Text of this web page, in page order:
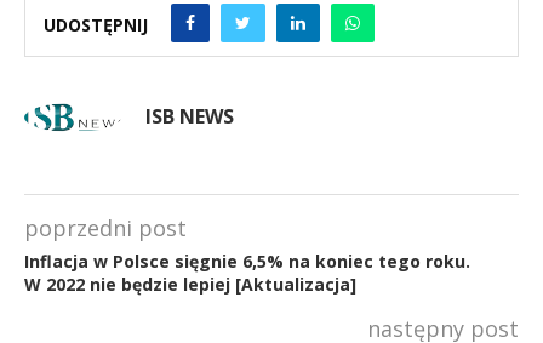
UDOSTĘPNIJ
ISB NEWS
poprzedni post
Inflacja w Polsce sięgnie 6,5% na koniec tego roku.
W 2022 nie będzie lepiej [Aktualizacja]
następny post